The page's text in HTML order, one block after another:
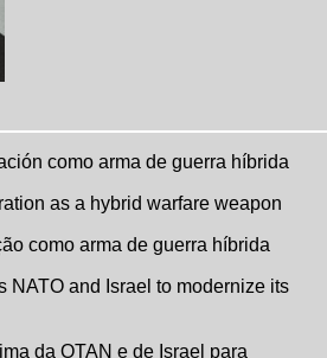
como arma de guerra híbrida
as a hybrid warfare weapon
como arma de guerra híbrida
NATO and Israel to modernize its
da OTAN e de Israel para